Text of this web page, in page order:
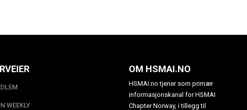
WEEKLY
OM HSMAI.NO
HSMAI.no tjener som primær
informasjonskanal for HSMAI
Chapter Norway, i tillegg til